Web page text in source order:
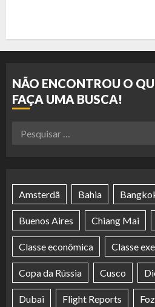
NÃO ENCONTROU O
FAÇA UMA BUSCA!
Pesquisar
Amsterdã Bahia
Buenos Aires Chiang Mai
Classe econômica Classe
Copa da Rússia Cusco
Dubai Flight Reports